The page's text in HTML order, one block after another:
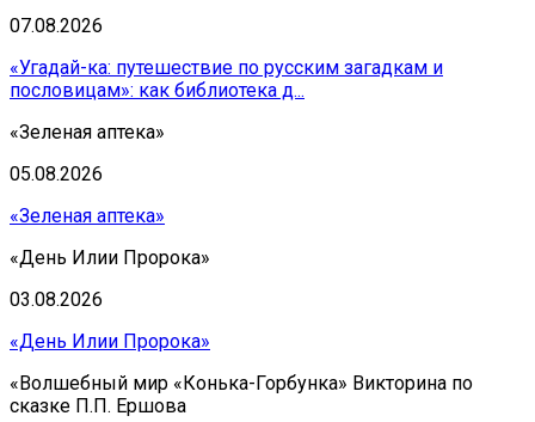
07.08.2026
«Угадай-ка: путешествие по русским загадкам и
пословицам»: как библиотека д...
«Зеленая аптека»
05.08.2026
«Зеленая аптека»
«День Илии Пророка»
03.08.2026
«День Илии Пророка»
«Волшебный мир «Конька-Горбунка» Викторина по
сказке П.П. Ершова